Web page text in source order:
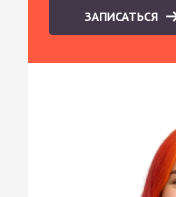
ЗАПИСАТЬСЯ